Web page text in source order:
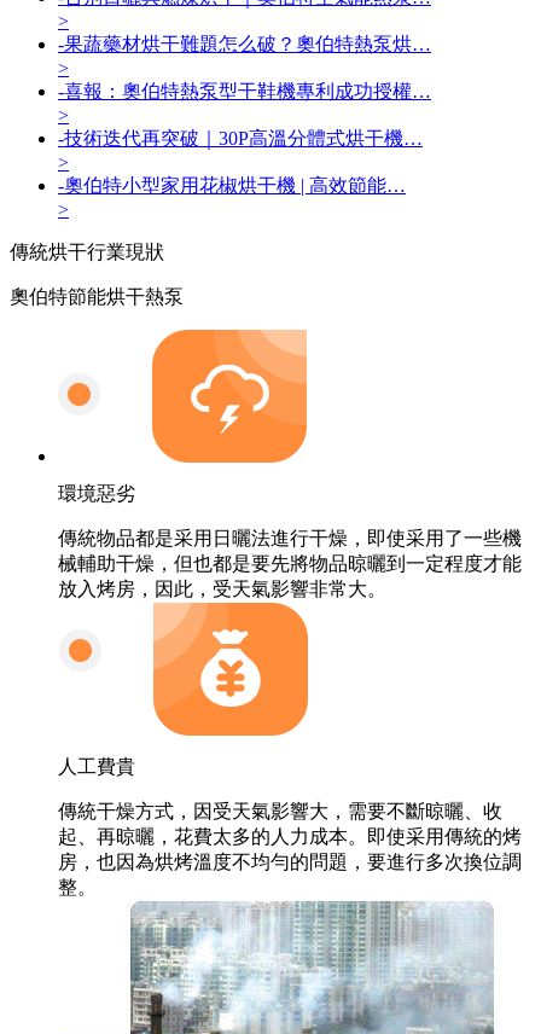
>
-果蔬藥材烘干難題怎么破？奧伯特熱泵烘…
>
-喜報：奧伯特熱泵型干鞋機專利成功授權…
>
-技術迭代再突破｜30P高溫分體式烘干機…
>
-奧伯特小型家用花椒烘干機 | 高效節能…
>
傳統烘干行業現狀
奧伯特節能烘干熱泵
環境惡劣
傳統物品都是采用日曬法進行干燥，即使采用了一些機
械輔助干燥，但也都是要先將物品晾曬到一定程度才能
放入烤房，因此，受天氣影響非常大。
人工費貴
傳統干燥方式，因受天氣影響大，需要不斷晾曬、收
起、再晾曬，花費太多的人力成本。即使采用傳統的烤
房，也因為烘烤溫度不均勻的問題，要進行多次換位調
整。